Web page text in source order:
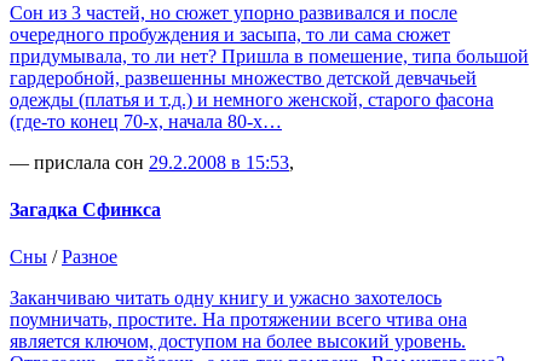
Сон из 3 частей, но сюжет упорно развивался и после
очередного пробуждения и засыпа, то ли сама сюжет
придумывала, то ли нет? Пришла в помешение, типа большой
гардеробной, развешенны множество детской девчачьей
одежды (платья и т.д.) и немного женской, старого фасона
(где-то конец 70-х, начала 80-х…
— прислала сон 29.2.2008 в 15:53,
Загадка Сфинкса
Сны /Разное
Заканчиваю читать одну книгу и ужасно захотелось
поумничать, простите. На протяжении всего чтива она
является ключом, доступом на более высокий уровень.